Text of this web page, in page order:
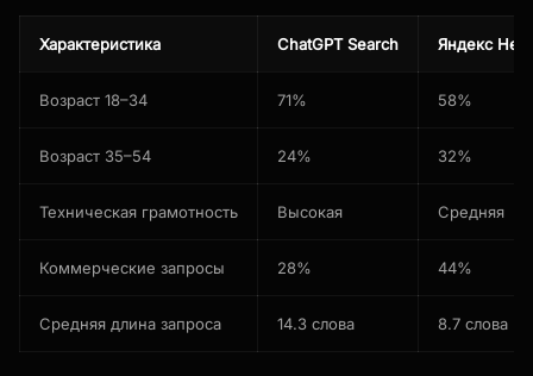
Характеристика ChatGPT Search Яндекс
Возраст 18–34 71% 58%
Возраст 35–54 24% 32%
Техническая грамотность Высокая Средняя
Коммерческие запросы 28% 44%
Средняя длина запроса 14.3 слова 8.7 слова